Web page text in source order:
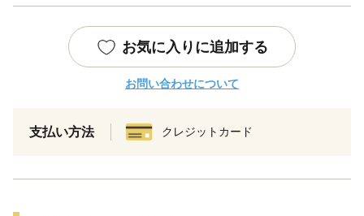
お気に入りに追加する
お問い合わせについて
支払い方法 クレジットカード